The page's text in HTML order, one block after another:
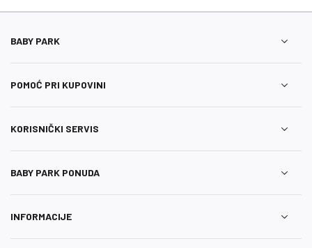
BABY PARK
POMOĆ PRI KUPOVINI
KORISNIČKI SERVIS
BABY PARK PONUDA
INFORMACIJE